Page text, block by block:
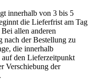
innerhalb von 3 bis 5
die Lieferfrist am Tag
allen anderen
nach der Bestellung zu
die innerhalb
den Lieferzeitpunkt
Verschiebung der